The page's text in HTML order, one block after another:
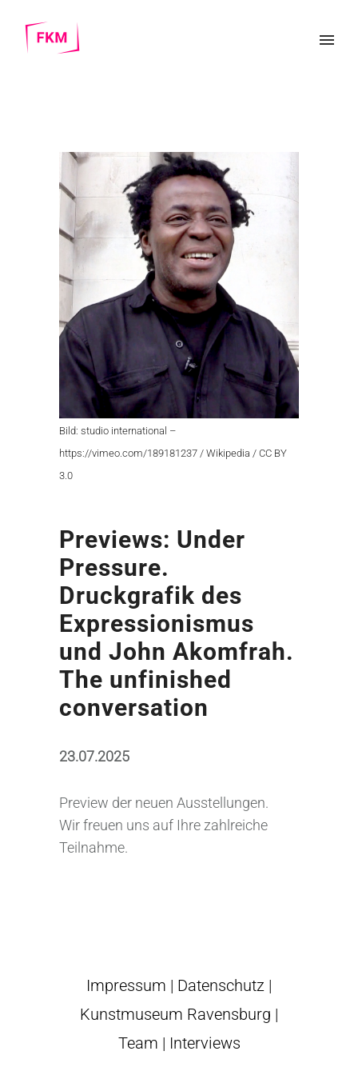
Bild: studio international –
https://vimeo.com/189181237 / Wikipedia / CC BY
3.0
Previews: Under
Pressure.
Druckgrafik des
Expressionismus
und John Akomfrah.
The unfinished
conversation
23.07.2025
Preview der neuen Ausstellungen.
Wir freuen uns auf Ihre zahlreiche
Teilnahme.
Impressum | Datenschutz |
Kunstmuseum Ravensburg |
Team | Interviews